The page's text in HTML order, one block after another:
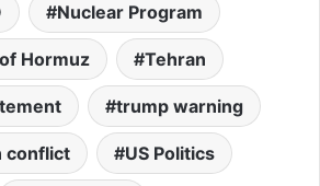
Nuclear Program
Hormuz Tehran
trump warning
conflict US Politics